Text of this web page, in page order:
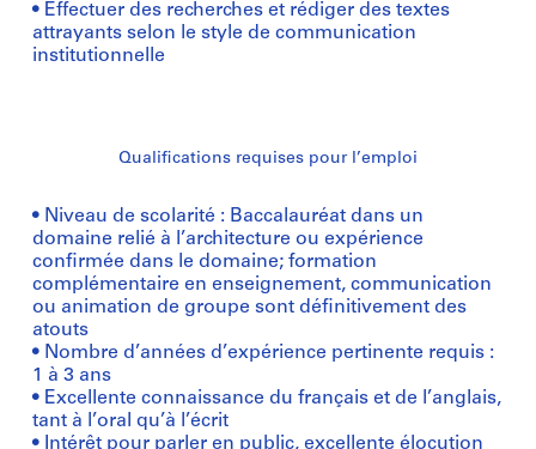
• Effectuer des recherches et rédiger des textes
attrayants selon le style de communication
institutionnelle
Qualifications requises pour l’emploi
• Niveau de scolarité : Baccalauréat dans un
domaine relié à l’architecture ou expérience
confirmée dans le domaine; formation
complémentaire en enseignement, communication
ou animation de groupe sont définitivement des
atouts
• Nombre d’années d’expérience pertinente requis :
1 à 3 ans
• Excellente connaissance du français et de l’anglais,
tant à l’oral qu’à l’écrit
• Intérêt pour parler en public, excellente élocution